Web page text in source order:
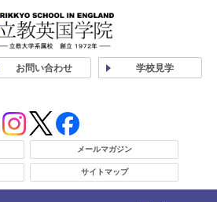
お問い合わせ 学校見学
メールマガジン
サイトマップ